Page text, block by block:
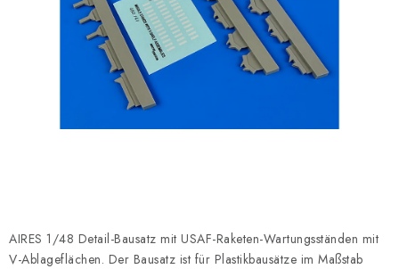
ZUBEHÖR
FARBEN & WERKZEUGE
VERKAUFTE MARKEN
AIRES 1/48 Detail-Bausatz mit USAF-Raketen-Wartungsständen mit
V-Ablageflächen. Der Bausatz ist für Plastikbausätze im Maßstab